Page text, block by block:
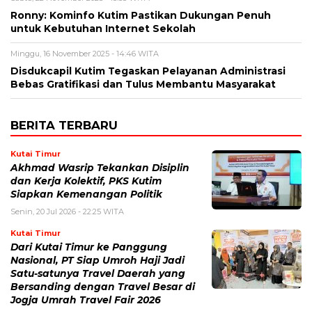
Ronny: Kominfo Kutim Pastikan Dukungan Penuh
untuk Kebutuhan Internet Sekolah
Minggu, 16 November 2025 - 14:46 WITA
Disdukcapil Kutim Tegaskan Pelayanan Administrasi
Bebas Gratifikasi dan Tulus Membantu Masyarakat
BERITA TERBARU
Kutai Timur
Akhmad Wasrip Tekankan Disiplin
dan Kerja Kolektif, PKS Kutim
Siapkan Kemenangan Politik
Senin, 20 Jul 2026 - 22:25 WITA
Kutai Timur
Dari Kutai Timur ke Panggung
Nasional, PT Siap Umroh Haji Jadi
Satu-satunya Travel Daerah yang
Bersanding dengan Travel Besar di
Jogja Umrah Travel Fair 2026